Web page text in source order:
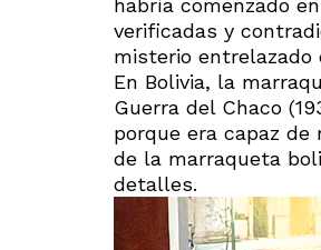
habría comenzado
verificadas y
misterio entrelazado
En Bolivia, la
Guerra del Chaco
porque era capaz
de la marraqueta
detalles.